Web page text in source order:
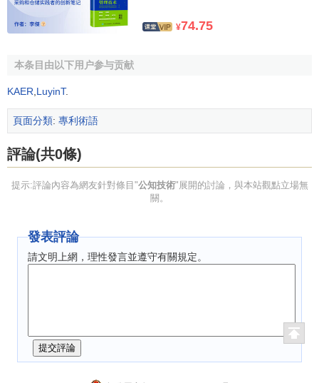
¥74.75
本条目由以下用户参与贡献
KAER LuyinT.
頁面分類: 專利術語
評論(共0條)
提示:評論內容為網友針對條目"公知技術"展開的討論，與本站觀點立場無
關。
發表評論
請文明上網，理性發言並遵守有關規定。